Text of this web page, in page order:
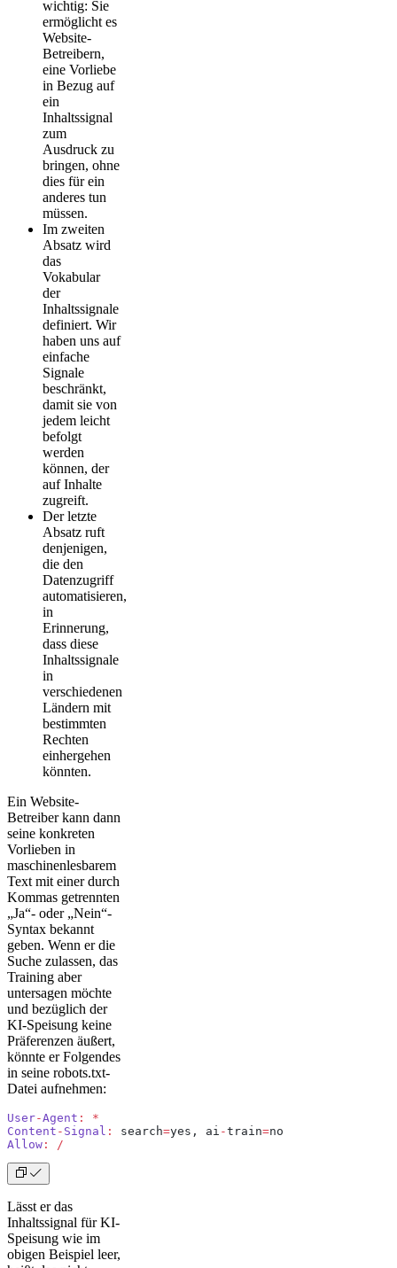
wichtig: Sie
ermöglicht es
Website-
Betreibern,
eine Vorliebe
in Bezug auf
ein
Inhaltssignal
zum
Ausdruck zu
bringen, ohne
dies für ein
anderes tun
müssen.
Im zweiten
Absatz wird
das
Vokabular
der
Inhaltssignale
definiert. Wir
haben uns auf
einfache
Signale
beschränkt,
damit sie von
jedem leicht
befolgt
werden
können, der
auf Inhalte
zugreift.
Der letzte
Absatz ruft
denjenigen,
die den
Datenzugriff
automatisieren,
in
Erinnerung,
dass diese
Inhaltssignale
in
verschiedenen
Ländern mit
bestimmten
Rechten
einhergehen
könnten.
Ein Website-
Betreiber kann dann
seine konkreten
Vorlieben in
maschinenlesbarem
Text mit einer durch
Kommas getrennten
„Ja“- oder „Nein“-
Syntax bekannt
geben. Wenn er die
Suche zulassen, das
Training aber
untersagen möchte
und bezüglich der
KI-Speisung keine
Präferenzen äußert,
könnte er Folgendes
in seine robots.txt-
Datei aufnehmen:
User-Agent :
*
Content - Signal : search=yes, ai -train=no
Allow : /
Lässt er das
Inhaltssignal für KI-
Speisung wie im
obigen Beispiel leer,